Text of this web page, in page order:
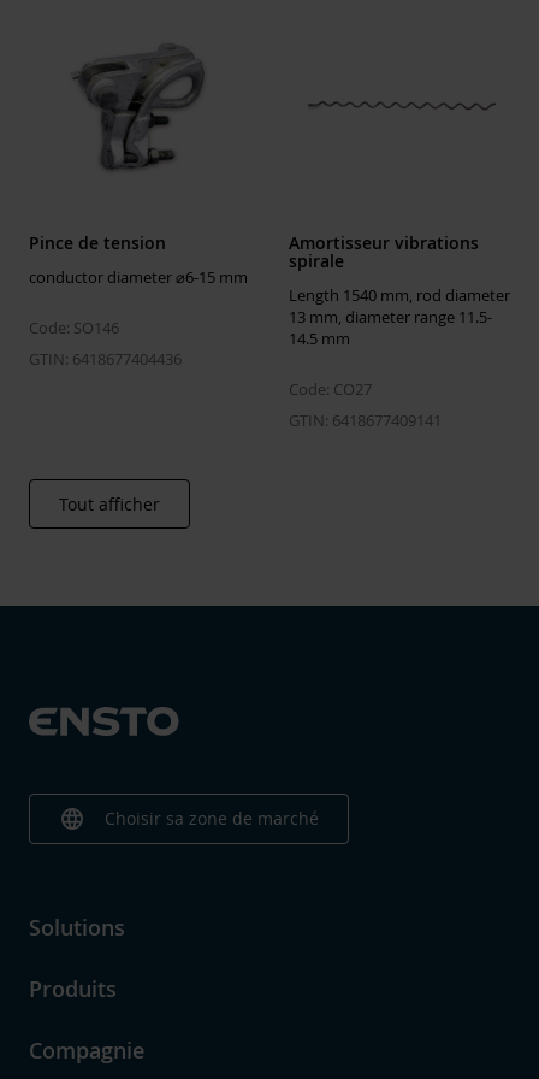
Pince de tension
conductor diameter ⌀6-15 mm
Code: SO146
GTIN: 6418677404436
Amortisseur vibrations
spirale
Length 1540 mm, rod diameter
13 mm, diameter range 11.5-
14.5 mm
Code: CO27
GTIN: 6418677409141
Tout afficher
language Choisir sa zone de marché
Solutions
Produits
Compagnie